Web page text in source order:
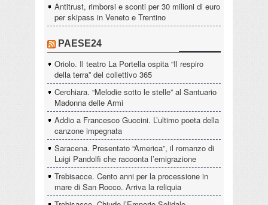
Antitrust, rimborsi e sconti per 30 milioni di euro
per skipass in Veneto e Trentino
PAESE24
Oriolo. Il teatro La Portella ospita “Il respiro
della terra” del collettivo 365
Cerchiara. “Melodie sotto le stelle” al Santuario
Madonna delle Armi
Addio a Francesco Guccini. L’ultimo poeta della
canzone impegnata
Saracena. Presentato “America”, il romanzo di
Luigi Pandolfi che racconta l’emigrazione
Trebisacce. Cento anni per la processione in
mare di San Rocco. Arriva la reliquia